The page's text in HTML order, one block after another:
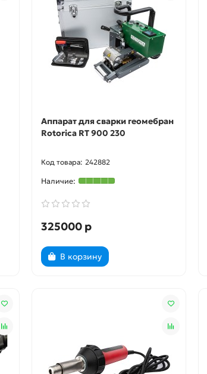
Аппарат для сварки геомебран
Rotorica RT 900 230
242882
325000 р
В корзину